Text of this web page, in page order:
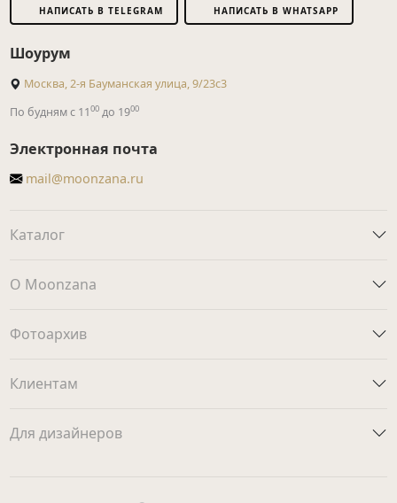
НАПИСАТЬ В TELEGRAM НАПИСАТЬ В WHATSAPP
Шоурум
Москва, 2-я Бауманская улица, 9/23с3
По будням с 1100до 1900
Электронная почта
mail@moonzana.ru
Каталог
О Moonzana
Фотоархив
Клиентам
Для дизайнеров